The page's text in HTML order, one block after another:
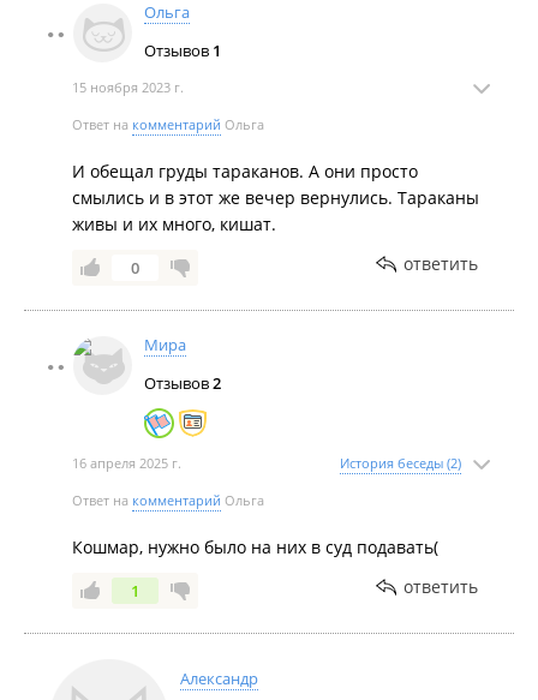
Ольга
Отзывов 1
15 ноября 2023 г.
Ответ на комментарий Ольга
И обещал груды тараканов. А они просто
смылись и в этот же вечер вернулись. Тараканы
живы и их много, кишат.
0 ответить
Мира
Отзывов2
16 апреля 2025 г. История беседы (2)
Ответ на комментарий Ольга
Кошмар, нужно было на них в суд подавать(
1 ответить
Александр